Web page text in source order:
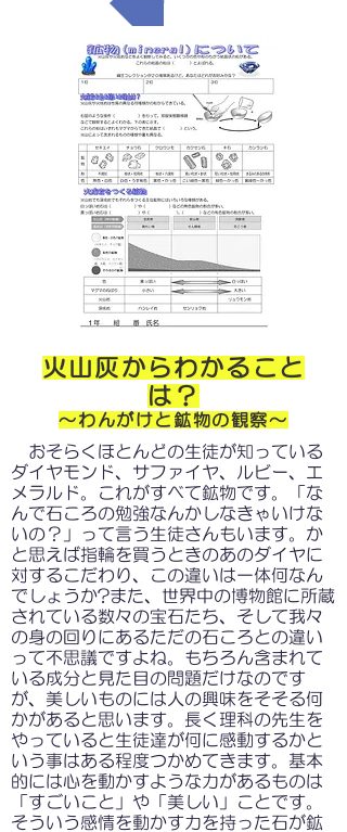
火山灰からわかること
は？
～わんがけと鉱物の観察～
おそらくほとんどの生徒が知っている
ダイヤモンド、サファイヤ、ルビー、エ
メラルド。これがすべて鉱物です。「な
んで石ころの勉強なんかしなきゃいけな
いの？」って言う生徒さんもいます。か
と思えば指輪を買うときのあのダイヤに
対するこだわり、この違いは一体何なん
でしょうか?また、世界中の博物館に所蔵
されている数々の宝石たち、そして我々
の身の回りにあるただの石ころとの違い
って不思議ですよね。もちろん含まれて
いる成分と見た目の問題だけなのです
が、美しいものには人の興味をそそる何
かがあると思います。長く理科の先生を
やっていると生徒達が何に感動するかと
いう事はある程度つかめてきます。基本
的には心を動かすような力があるものは
「すごいこと」や「美しい」ことです。
そういう感情を動かす力を持った石が鉱